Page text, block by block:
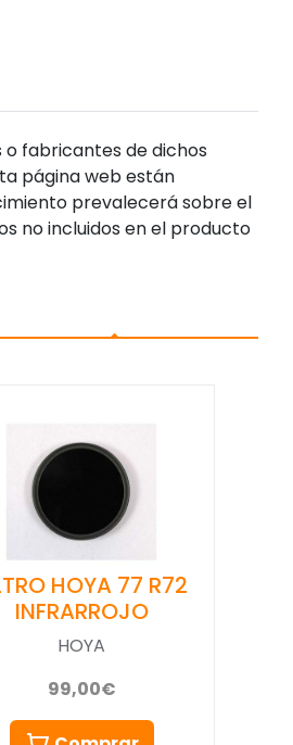
fabricantes de dichos
página web están
prevalecerá sobre el
no incluidos en el producto
HOYA 77 R72
INFRARROJO
HOYA
99,00€